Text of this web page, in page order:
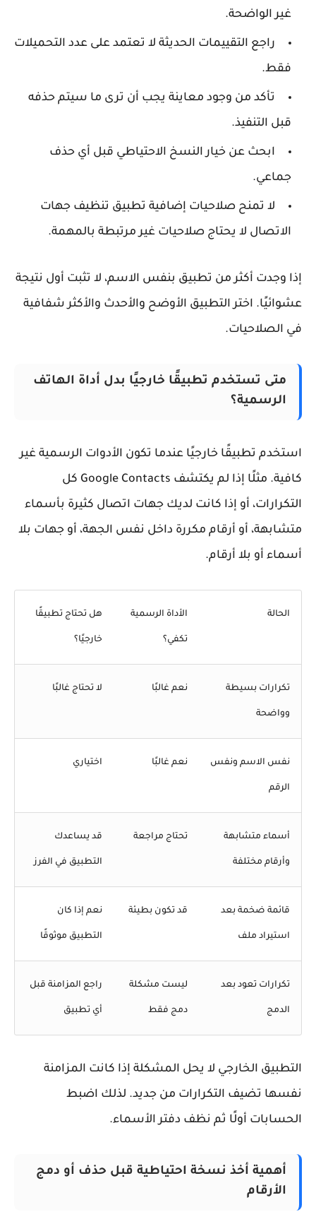
غير الواضحة.
راجع التقييمات الحديثةلا تعتمد على عدد التحميلات
فقط.
تأكد من وجود معاينةيجب أن ترى ما سيتم حذفه
قبل التنفيذ.
ابحث عن خيار النسخ الاحتياطيقبل أي حذف
جماعي.
لا تمنح صلاحيات إضافيةتطبيق تنظيف جهات
الاتصال لا يحتاج صلاحيات غير مرتبطة بالمهمة.
وجدت أكثر من تطبيق بنفس الاسم، لا تثبت أول نتيجة
اختر التطبيق الأوضح والأحدث والأكثر شفافية
الصلاحيات.
متى تستخدم تطبيقًا خارجيًا بدل أداة الهاتف
الرسمية؟
تطبيقًا خارجيًا عندما تكون الأدوات الرسمية غير
كافية. مثلًا إذا لم يكتشف Google Contacts كل
أو إذا كانت لديك جهات اتصال كثيرة بأسماء
أو أرقام مكررة داخل نفس الجهة، أو جهات بلا
أو بلا أرقام.
الحالة الأداة الرسمية
تكفي؟
هل تحتاج تطبيقًا
خارجيًا؟
تكرارات بسيطة
وواضحة
نعم غالبًا لا تحتاج غالبًا
نفس الاسم ونفس نعم غالبًا اختياري
أسماء متشابهة
وأرقام مختلفة
تحتاج مراجعة قد يساعدك
التطبيق في الفرز
قائمة ضخمة بعد
استيراد ملف
قد تكون بطيئة نعم إذا كان
التطبيق موثوقًا
تكرارات تعود بعد
الدمج
ليست مشكلة
دمج فقط
راجع المزامنة قبل
أي تطبيق
الخارجي لا يحل المشكلة إذا كانت المزامنة
تضيف التكرارات من جديد. لذلك اضبط
أولًا ثم نظف دفتر الأسماء.
أهمية أخذ نسخة احتياطية قبل حذف أو دمج
الأرقام